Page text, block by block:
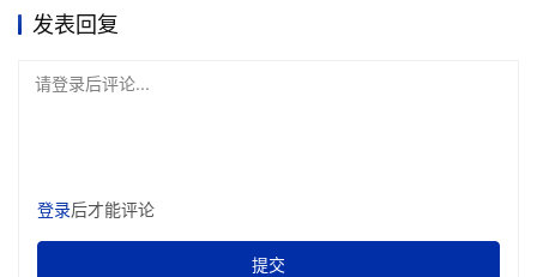
发表回复
请登录后评论...
登录后才能评论
提交